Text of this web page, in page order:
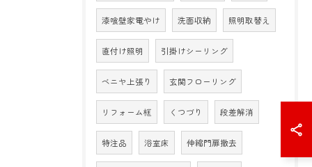
漆喰壁家電やけ 洗面収納 照明取替え
直付け照明 引掛けシーリング
ベニヤ上張り 玄関フローリング
リフォーム框 くつづり 段差解消
特注品 浴室床 伸縮門扉撤去